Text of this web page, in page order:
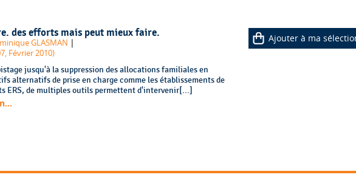
des efforts mais peut mieux faire.
GLASMAN |
Février 2010)
jusqu'à la suppression des allocations familiales en
alternatifs de prise en charge comme les établissements de
ERS, de multiples outils permettent d'intervenir[...]
Ajouter à ma